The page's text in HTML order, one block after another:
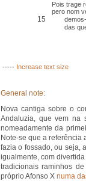
Pois trage
pero nom
15
demos-
das que
----- Increase text size
General note:
Nova cantiga sobre o
Andaluzia, que vem na
nomeadamente da
Note-se que a referência
fazia o fossado, ou seja,
igualmente, com
tradicionais raminhos
próprio Afonso X numa